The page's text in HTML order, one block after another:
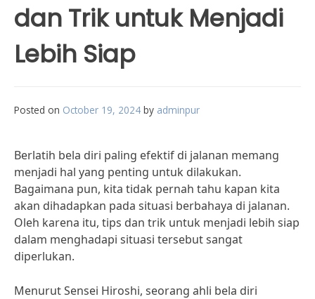
dan Trik untuk Menjadi
Lebih Siap
Posted on October 19, 2024 by adminpur
Berlatih bela diri paling efektif di jalanan memang
menjadi hal yang penting untuk dilakukan.
Bagaimana pun, kita tidak pernah tahu kapan kita
akan dihadapkan pada situasi berbahaya di jalanan.
Oleh karena itu, tips dan trik untuk menjadi lebih siap
dalam menghadapi situasi tersebut sangat
diperlukan.
Menurut Sensei Hiroshi, seorang ahli bela diri